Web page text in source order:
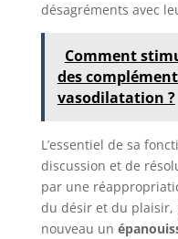
désagréments avec
Comment
des
vasodilatation ?
L’essentiel de sa
discussion et de
par une
du désir et du plaisir,
nouveau un